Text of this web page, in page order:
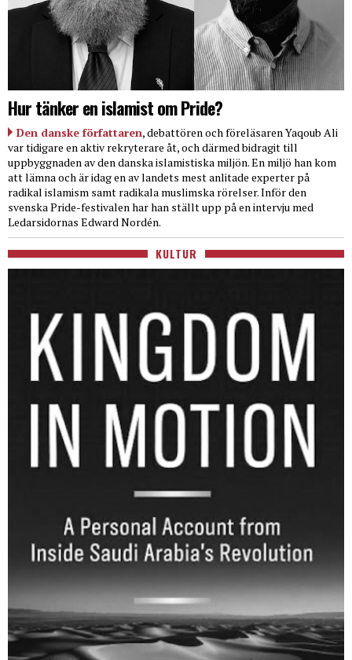
Hur tänker en islamist om Pride?
Den danske författaren, debattören och föreläsaren Yaqoub Ali
var tidigare en aktiv rekryterare åt, och därmed bidragit till
uppbyggnaden av den danska islamistiska miljön. En miljö han kom
att lämna och är idag en av landets mest anlitade experter på
radikal islamism samt radikala muslimska rörelser. Inför den
svenska Pride-festivalen har han ställt upp på en intervju med
Ledarsidornas Edward Nordén.
KULTUR